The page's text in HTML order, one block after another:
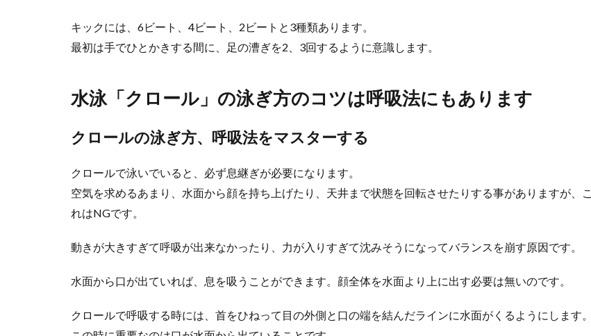
野球の練習着は洗濯してもなかなかキレイに汚れが落ちないときがあります。しかし、毎日の練
習に使うので、...
柔道を子供に習わせるメリットを考えてしまいがちですが、何かを通して何を学ぶかが重要であ
キックには、6ビート、4ビート、2ビートと3種類あります。
最初は手でひとかきする間に、足の漕ぎを2、3回するように意識します。
水泳「クロール」の泳ぎ方のコツは呼吸法にもあります
クロールの泳ぎ方、呼吸法をマスターする
クロールで泳いでいると、必ず息継ぎが必要になります。
空気を求めるあまり、水面から顔を持ち上げたり、天井まで状態を回転させたりする事がありますが、こ
れはNGです。
動きが大きすぎて呼吸が出来なかったり、力が入りすぎて沈みそうになってバランスを崩す原因です。
水面から口が出ていれば、息を吸うことができます。顔全体を水面より上に出す必要は無いのです。
クロールで呼吸する時には、首をひねって目の外側と口の端を結んだラインに水面がくるようにします。